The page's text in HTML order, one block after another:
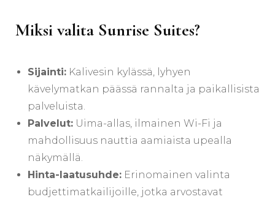
Miksi valita Sunrise Suites?
Sijainti: Kalivesin kylässä, lyhyen
kävelymatkan päässä rannalta ja paikallisista
palveluista.
Palvelut: Uima-allas, ilmainen Wi-Fi ja
mahdollisuus nauttia aamiaista upealla
näkymällä.
Hinta-laatusuhde: Erinomainen valinta
budjettimatkailijoille, jotka arvostavat